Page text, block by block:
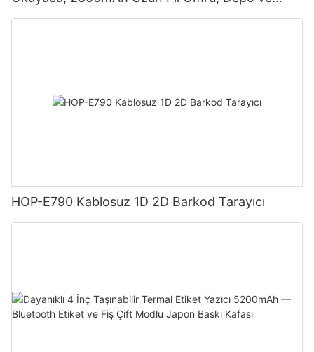
Lojistik İçin
HOP-E790 Kablosuz 1D 2D Barkod Tarayıcı